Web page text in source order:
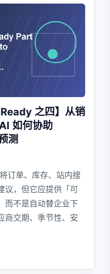
之四】从销
如何协助
测
订单、库存、站内搜
议，但它应提供「可
而不是自动替企业下
商交期、季节性、安